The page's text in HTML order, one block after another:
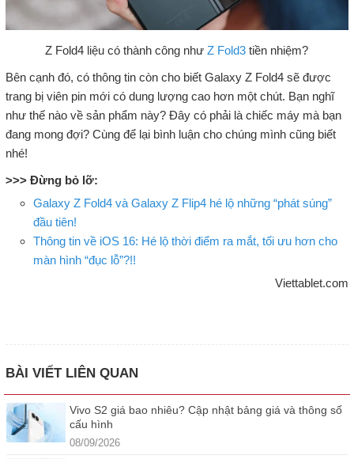
Z Fold4 liệu có thành công nhưZ Fold3tiền nhiệm?
Bên cạnh đó, có thông tin còn cho biết Galaxy Z Fold4 sẽ được
trang bị viên pin mới có dung lượng cao hơn một chút. Bạn nghĩ
như thế nào về sản phẩm này? Đây có phải là chiếc máy mà bạn
đang mong đợi? Cùng để lại bình luận cho chúng mình cũng biết
nhé!
>>> Đừng bỏ lỡ:
Galaxy Z Fold4 và Galaxy Z Flip4 hé lộ những “phát súng”
đầu tiên!
Thông tin về iOS 16: Hé lộ thời điểm ra mắt, tối ưu hơn cho
màn hình “đục lỗ”?!!
Viettablet.com
BÀI VIẾT LIÊN QUAN
Vivo S2 giá bao nhiêu? Cập nhật bảng giá và thông số
cấu hình
08/09/2026